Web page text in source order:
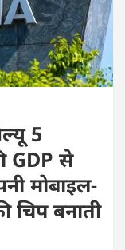
5
GDP से
मोबाइल-
चिप बनाती